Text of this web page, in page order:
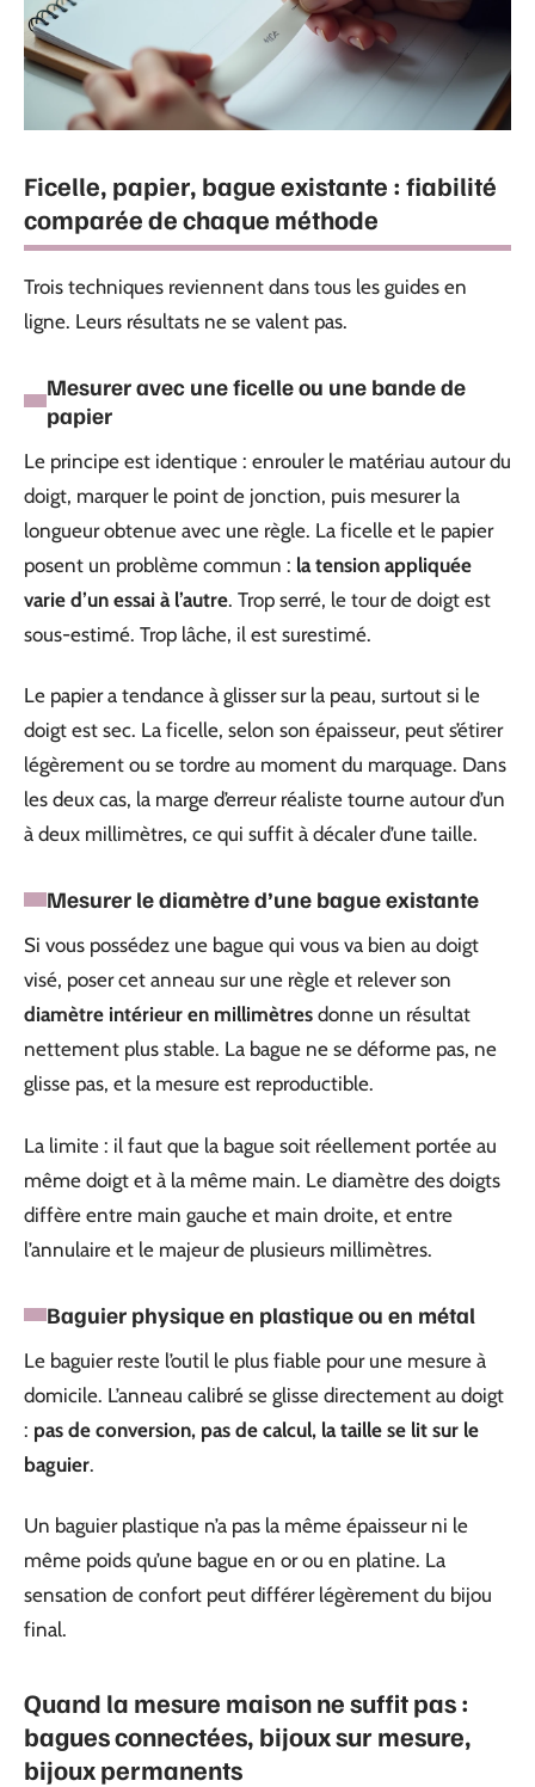
Ficelle, papier, bague existante : fiabilité
comparée de chaque méthode
Trois techniques reviennent dans tous les guides en
ligne. Leurs résultats ne se valent pas.
Mesurer avec une ficelle ou une bande de
papier
Le principe est identique : enrouler le matériau autour du
doigt, marquer le point de jonction, puis mesurer la
longueur obtenue avec une règle. La ficelle et le papier
posent un problème commun : la tension appliquée
varie d’un essai à l’autre. Trop serré, le tour de doigt est
sous-estimé. Trop lâche, il est surestimé.
Le papier a tendance à glisser sur la peau, surtout si le
doigt est sec. La ficelle, selon son épaisseur, peut s’étirer
légèrement ou se tordre au moment du marquage. Dans
les deux cas, la marge d’erreur réaliste tourne autour d’un
à deux millimètres, ce qui suffit à décaler d’une taille.
Mesurer le diamètre d’une bague existante
Si vous possédez une bague qui vous va bien au doigt
visé, poser cet anneau sur une règle et relever son
diamètre intérieur en millimètres donne un résultat
nettement plus stable. La bague ne se déforme pas, ne
glisse pas, et la mesure est reproductible.
La limite : il faut que la bague soit réellement portée au
même doigt et à la même main. Le diamètre des doigts
diffère entre main gauche et main droite, et entre
l’annulaire et le majeur de plusieurs millimètres.
Baguier physique en plastique ou en métal
Le baguier reste l’outil le plus fiable pour une mesure à
domicile. L’anneau calibré se glisse directement au doigt
: pas de conversion, pas de calcul, la taille se lit sur le
baguier.
Un baguier plastique n’a pas la même épaisseur ni le
même poids qu’une bague en or ou en platine. La
sensation de confort peut différer légèrement du bijou
final.
Quand la mesure maison ne suffit pas :
bagues connectées, bijoux sur mesure,
bijoux permanents